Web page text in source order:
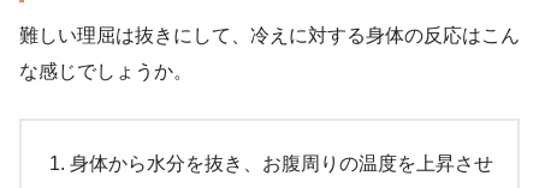
難しい理屈は抜きにして、冷えに対する身体の反応はこん
な感じでしょうか。
身体から水分を抜き、お腹周りの温度を上昇させ